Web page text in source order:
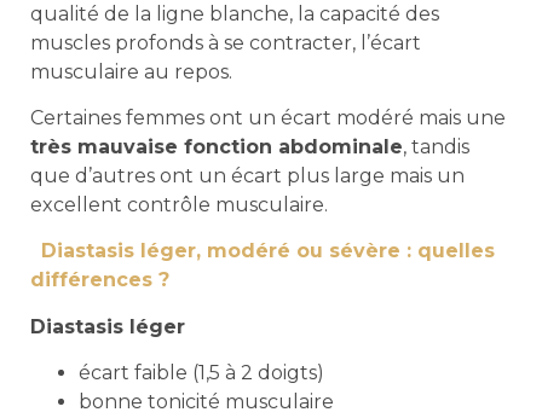
qualité de la ligne blanche, la capacité des
muscles profonds à se contracter, l’écart
musculaire au repos.
Certaines femmes ont un écart modéré mais une
très mauvaise fonction abdominale, tandis
que d’autres ont un écart plus large mais un
excellent contrôle musculaire.
Diastasis léger, modéré ou sévère : quelles
différences ?
Diastasis léger
écart faible (1,5 à 2 doigts)
bonne tonicité musculaire